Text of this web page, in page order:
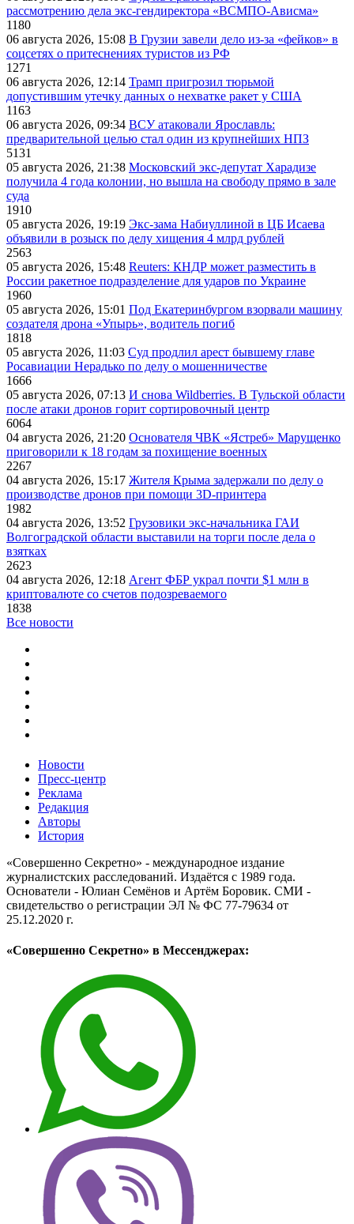
рассмотрению дела экс-гендиректора «ВСМПО-Ависма»
1180
06 августа 2026, 15:08 В Грузии завели дело из-за «фейков» в
соцсетях о притеснениях туристов из РФ
1271
06 августа 2026, 12:14 Трамп пригрозил тюрьмой
допустившим утечку данных о нехватке ракет у США
1163
06 августа 2026, 09:34 ВСУ атаковали Ярославль:
предварительной целью стал один из крупнейших НПЗ
5131
05 августа 2026, 21:38 Московский экс-депутат Харадизе
получила 4 года колонии, но вышла на свободу прямо в зале
суда
1910
05 августа 2026, 19:19 Экс-зама Набиуллиной в ЦБ Исаева
объявили в розыск по делу хищения 4 млрд рублей
2563
05 августа 2026, 15:48 Reuters: КНДР может разместить в
России ракетное подразделение для ударов по Украине
1960
05 августа 2026, 15:01 Под Екатеринбургом взорвали машину
создателя дрона «Упырь», водитель погиб
1818
05 августа 2026, 11:03 Суд продлил арест бывшему главе
Росавиации Нерадько по делу о мошенничестве
1666
05 августа 2026, 07:13 И снова Wildberries. В Тульской области
после атаки дронов горит сортировочный центр
6064
04 августа 2026, 21:20 Основателя ЧВК «Ястреб» Марущенко
приговорили к 18 годам за похищение военных
2267
04 августа 2026, 15:17 Жителя Крыма задержали по делу о
производстве дронов при помощи 3D‑принтера
1982
04 августа 2026, 13:52 Грузовики экс-начальника ГАИ
Волгоградской области выставили на торги после дела о
взятках
2623
04 августа 2026, 12:18 Агент ФБР украл почти $1 млн в
криптовалюте со счетов подозреваемого
1838
Все новости
Новости
Пресс-центр
Реклама
Редакция
Авторы
История
«Совершенно Секретно» - международное издание
журналистских расследований. Издаётся с 1989 года.
Основатели - Юлиан Семёнов и Артём Боровик. CМИ -
свидетельство о регистрации ЭЛ № ФС 77-79634 от
25.12.2020 г.
«Совершенно Секретно» в Мессенджерах: